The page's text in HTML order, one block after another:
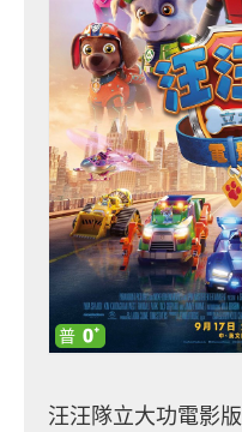
汪汪隊立大功電影版